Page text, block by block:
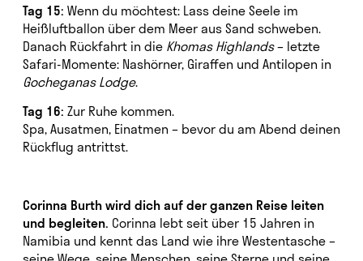
Tag 15: Wenn du möchtest: Lass deine Seele im
Heißluftballon über dem Meer aus Sand schweben.
Danach Rückfahrt in die Khomas Highlands– letzte
Safari-Momente: Nashörner, Giraffen und Antilopen in
Gocheganas Lodge.
Tag 16: Zur Ruhe kommen.
Spa, Ausatmen, Einatmen – bevor du am Abend deinen
Rückflug antrittst.
Corinna Burth wird dich auf der ganzen Reise leiten
und begleiten. Corinna lebt seit über 15 Jahren in
Namibia und kennt das Land wie ihre Westentasche –